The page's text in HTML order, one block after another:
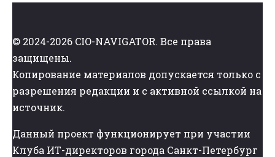
© 2024-2026 CIO-NAVIGATOR. Все права
защищены.
Копирование материалов допускается только с
разрешения редакции и с активной ссылкой на
источник.
Данный проект функционирует при участии
Клуба ИТ-директоров города Санкт-Петербург